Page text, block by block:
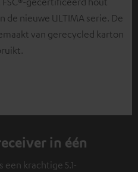
de nieuwe ULTIMA serie. De
van gerecycled karton
in één
een krachtige 5.1-